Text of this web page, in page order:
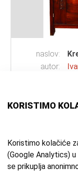
naslov:
autor:
tehnika:
vrijeme
izrade:
zbirka:
KORISTIMO
Koristimo kolačiće
(Google Analytics)
se prikuplja